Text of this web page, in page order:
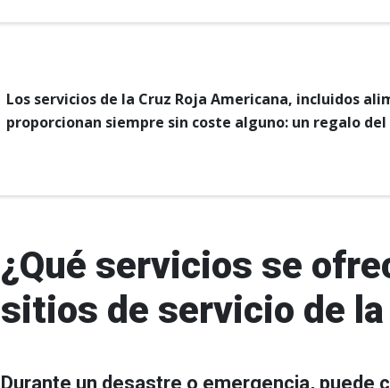
Los servicios de la Cruz Roja Americana, incluidos
proporcionan siempre sin coste alguno: un regalo
¿Qué servicios se
sitios de servicio de la
Durante un desastre o emergencia, puede